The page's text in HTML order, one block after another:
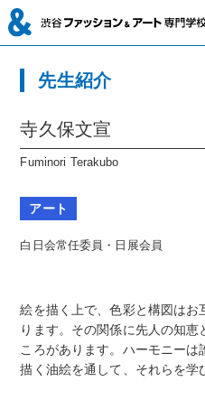
先生紹介
寺久保文宣
Fuminori Terakubo
アート
白日会常任委員・日展会員
絵を描く上で、色彩と構図はお
ります。その関係に先人の知
ころがあります。ハーモニー
描く油絵を通して、それらを学